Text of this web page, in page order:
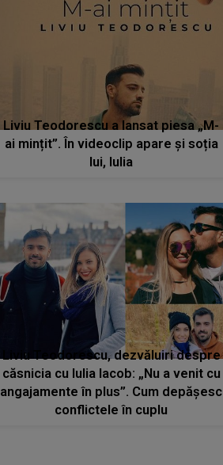
Liviu Teodorescu a lansat piesa „M-
ai mințit”. În videoclip apare și soția
lui, Iulia
Liviu Teodorescu, dezvăluiri despre
căsnicia cu Iulia Iacob: „Nu a venit cu
angajamente în plus”. Cum depășesc
conflictele în cuplu